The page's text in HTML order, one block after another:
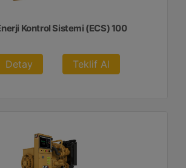
Kontrol Sistemi (ECS) 100
Detay Teklif Al